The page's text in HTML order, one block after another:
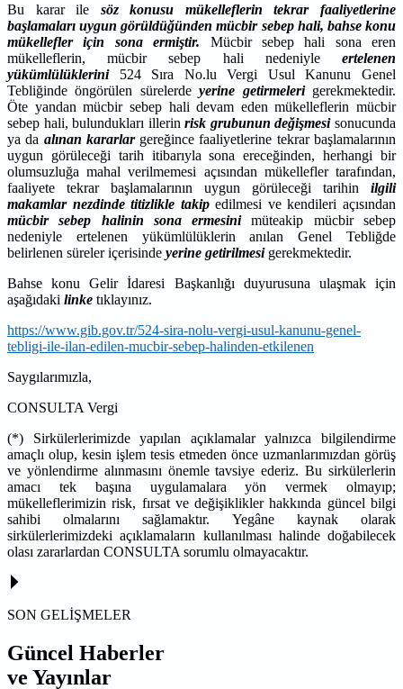
Bu karar ile söz konusu mükelleflerin tekrar faaliyetlerine
başlamaları uygun görüldüğünden mücbir sebep hali, bahse konu
mükellefler için sona ermiştir. Mücbir sebep hali sona eren
mükelleflerin, mücbir sebep hali nedeniyle ertelenen
yükümlülüklerini524 Sıra No.lu Vergi Usul Kanunu Genel
Tebliğinde öngörülen sürelerdeyerine getirmelerigerekmektedir.
Öte yandan mücbir sebep hali devam eden mükelleflerin mücbir
sebep hali, bulundukları illerinrisk grubunun değişmesisonucunda
ya da alınan kararlargereğince faaliyetlerine tekrar başlamalarının
uygun görüleceği tarih itibarıyla sona ereceğinden, herhangi bir
olumsuzluğa mahal verilmemesi açısından mükellefler tarafından,
faaliyete tekrar başlamalarının uygun görüleceği tarihin ilgili
makamlar nezdinde titizlikle takipedilmesi ve kendileri açısından
mücbir sebep halinin sona ermesinimüteakip mücbir sebep
nedeniyle ertelenen yükümlülüklerin anılan Genel Tebliğde
belirlenen süreler içerisinde yerine getirilmesigerekmektedir.
Bahse konu Gelir İdaresi Başkanlığı duyurusuna ulaşmak için
aşağıdaki linke tıklayınız.
https://www.gib.gov.tr/524-sira-nolu-vergi-usul-kanunu-genel-
tebligi-ile-ilan-edilen-mucbir-sebep-halinden-etkilenen
Saygılarımızla,
CONSULTA Vergi
(*) Sirkülerlerimizde yapılan açıklamalar yalnızca bilgilendirme
amaçlı olup, kesin işlem tesis etmeden önce uzmanlarımızdan görüş
ve yönlendirme alınmasını önemle tavsiye ederiz. Bu sirkülerlerin
amacı tek başına uygulamalara yön vermek olmayıp;
mükelleflerimizin risk, fırsat ve değişiklikler hakkında güncel bilgi
sahibi olmalarını sağlamaktır. Yegâne kaynak olarak
sirkülerlerimizdeki açıklamaların kullanılması halinde doğabilecek
olası zararlardan CONSULTA sorumlu olmayacaktır.
SON GELİŞMELER
Güncel Haberler
ve Yayınlar